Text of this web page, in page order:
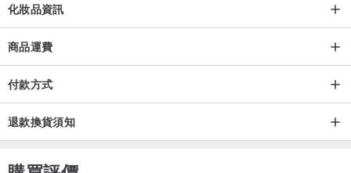
陽光、日行動物-鳴海之途
高貴、夜間限定-塵酒夜行
【商品特色】
-吟釀萃取-
採用釀造日本清酒時所產生的酵母，國內外頂級保養品之常見成分，
其中富含礦物質、維生素、胺基酸等各種營養成分，經研究證實，可
化妝品資訊
商品運費
付款方式
退款換貨須知